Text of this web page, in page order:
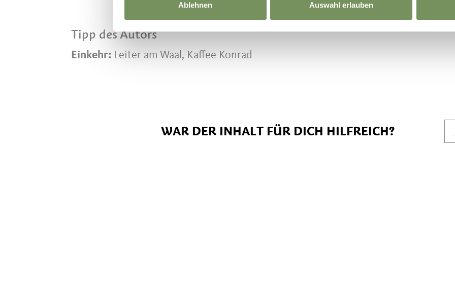
Ablehnen Auswahl erlauben
Tipp des Autors
Einkehr: Leiter am Waal, Kaffee Konrad
WAR DER INHALT FÜR DICH HILFREICH?